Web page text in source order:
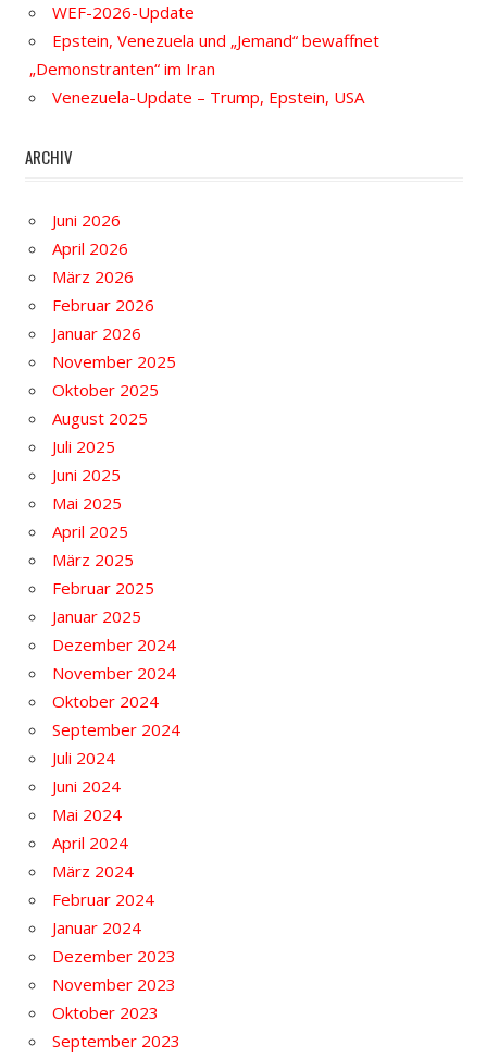
WEF-2026-Update
Epstein, Venezuela und „Jemand“ bewaffnet
„Demonstranten“ im Iran
Venezuela-Update – Trump, Epstein, USA
ARCHIV
Juni 2026
April 2026
März 2026
Februar 2026
Januar 2026
November 2025
Oktober 2025
August 2025
Juli 2025
Juni 2025
Mai 2025
April 2025
März 2025
Februar 2025
Januar 2025
Dezember 2024
November 2024
Oktober 2024
September 2024
Juli 2024
Juni 2024
Mai 2024
April 2024
März 2024
Februar 2024
Januar 2024
Dezember 2023
November 2023
Oktober 2023
September 2023